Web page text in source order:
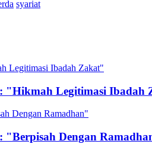
syariat
Legitimasi Ibadah Zakat"
"Hikmah Legitimasi Ibadah
Dengan Ramadhan"
"Berpisah Dengan